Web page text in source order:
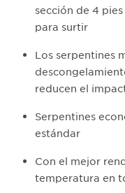
sección de 4
para surtir
Los serpentines
reducen el
Serpentines
estándar
Con el mejor
temperatura en